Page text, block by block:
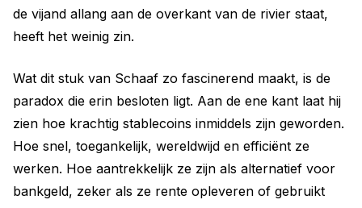
de vijand allang aan de overkant van de rivier staat,
heeft het weinig zin.
Wat dit stuk van Schaaf zo fascinerend maakt, is de
paradox die erin besloten ligt. Aan de ene kant laat hij
zien hoe krachtig stablecoins inmiddels zijn geworden.
Hoe snel, toegankelijk, wereldwijd en efficiënt ze
werken. Hoe aantrekkelijk ze zijn als alternatief voor
bankgeld, zeker als ze rente opleveren of gebruikt